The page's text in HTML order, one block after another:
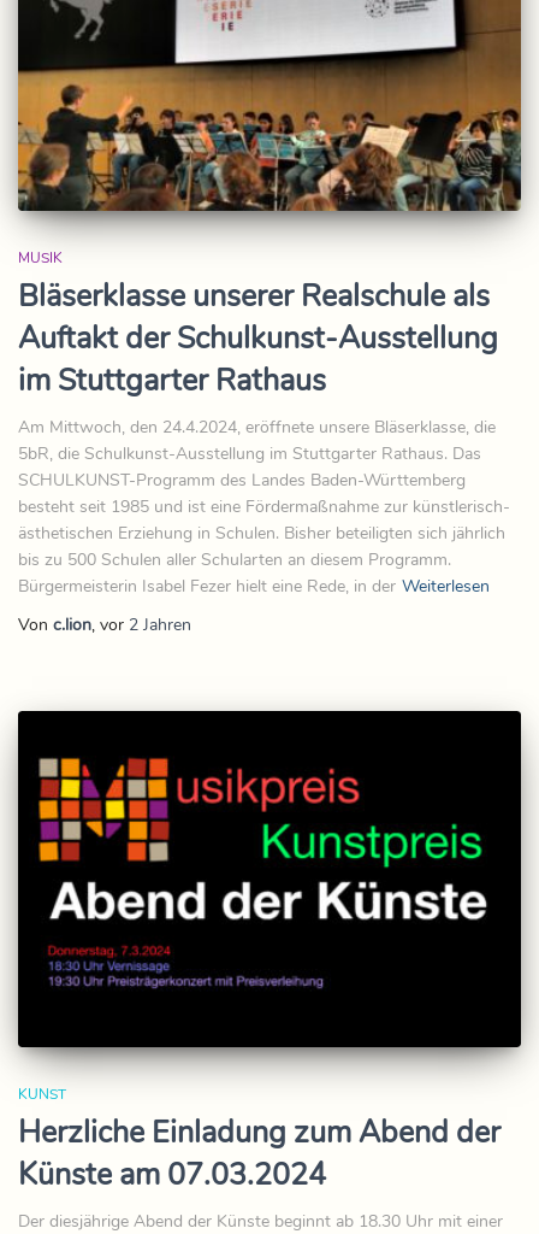
MUSIK
Bläserklasse unserer Realschule als
Auftakt der Schulkunst-Ausstellung
im Stuttgarter Rathaus
Am Mittwoch, den 24.4.2024, eröffnete unsere Bläserklasse, die
5bR, die Schulkunst-Ausstellung im Stuttgarter Rathaus. Das
SCHULKUNST-Programm des Landes Baden-Württemberg
besteht seit 1985 und ist eine Fördermaßnahme zur künstlerisch-
ästhetischen Erziehung in Schulen. Bisher beteiligten sich jährlich
bis zu 500 Schulen aller Schularten an diesem Programm.
Bürgermeisterin Isabel Fezer hielt eine Rede, in der Weiterlesen
Von c.lion, vor 2 Jahren
KUNST
Herzliche Einladung zum Abend der
Künste am 07.03.2024
Der diesjährige Abend der Künste beginnt ab 18.30 Uhr mit einer